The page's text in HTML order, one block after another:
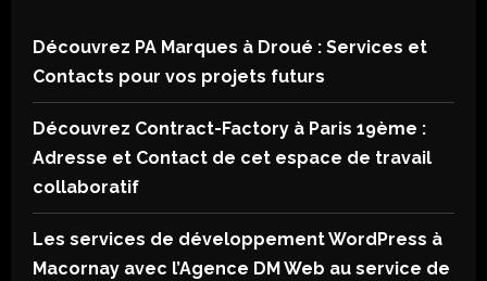
Découvrez PA Marques à Droué : Services et
Contacts pour vos projets futurs
Découvrez Contract-Factory à Paris 19ème :
Adresse et Contact de cet espace de travail
collaboratif
Les services de développement WordPress à
Macornay avec l’Agence DM Web au service de